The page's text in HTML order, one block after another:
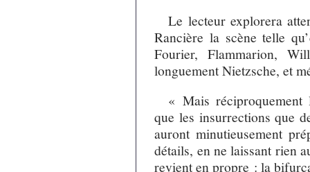
Le lecteur explorera
Rancière la scène telle
Fourier, Flammarion,
longuement Nietzsche, et
« Mais
que les insurrections que
auront minutieusement
détails, en ne laissant rien
revient en propre : la